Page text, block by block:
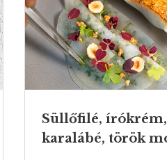
Süllőfilé, írókrém,